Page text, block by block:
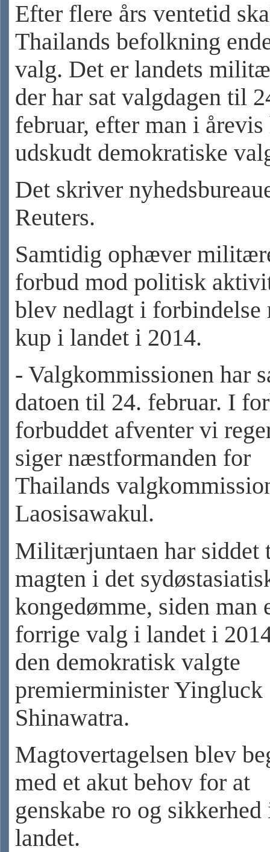
Efter flere års ventetid
Thailands befolkning
valg. Det er landets
der har sat valgdagen til
februar, efter man i årevis
udskudt demokratiske
Det skriver
Reuters.
Samtidig ophæver
forbud mod politisk
blev nedlagt i forbindelse
kup i landet i 2014.
- Valgkommissionen har
datoen til 24. februar. I
forbuddet afventer vi
siger næstformanden for
Thailands
Laosisawakul.
Militærjuntaen har siddet
magten i det
kongedømme, siden man
forrige valg i landet i
den demokratisk valgte
premierminister Yingluck
Shinawatra.
Magtovertagelsen blev
med et akut behov for at
genskabe ro og sikkerhed
landet.